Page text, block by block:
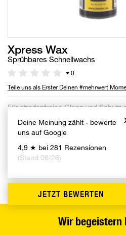
Deine Meinung zählt - bewerte
uns auf Google
4,9 ★ bei 281 Rezensionen
(Stand 06/26)
JETZT BEWERTEN
Xpress Wax
Sprühbares Schnellwachs
0
Teile uns als Erster Deinen #mehrwert
Für streifenfreien Glanz und Schutz
Hochglanzoberflächen, einfach
Glanz und Schutz
Wir begeistern